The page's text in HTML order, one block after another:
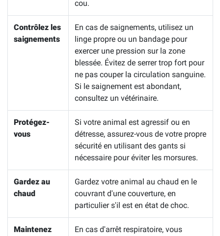
cou.
Contrôlez les
saignements
En cas de saignements, utilisez un
linge propre ou un bandage pour
exercer une pression sur la zone
blessée. Évitez de serrer trop fort pour
ne pas couper la circulation sanguine.
Si le saignement est abondant,
consultez un vétérinaire.
Protégez-
vous
Si votre animal est agressif ou en
détresse, assurez-vous de votre propre
sécurité en utilisant des gants si
nécessaire pour éviter les morsures.
Gardez au
chaud
Gardez votre animal au chaud en le
couvrant d'une couverture, en
particulier s'il est en état de choc.
Maintenez
En cas d'arrêt respiratoire, vous